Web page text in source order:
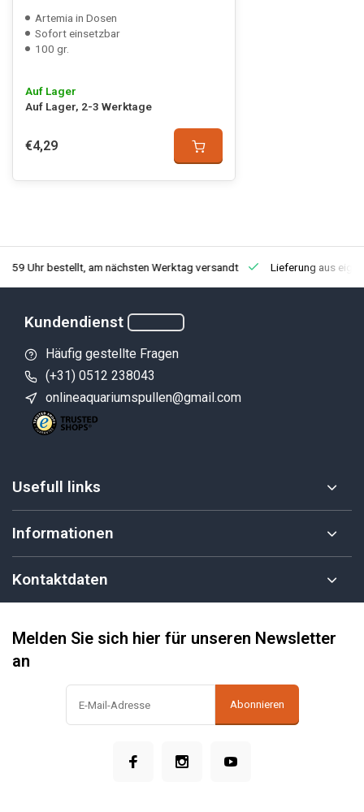
Artemia in Dosen
Sofort einsetzbar
100 gr.
Auf Lager
Auf Lager, 2-3 Werktage
€4,29
Uhr bestellt, am nächsten Werktag versandt Lieferung aus
Kundendienst
Häufig gestellte Fragen
(+31) 0512 238043
onlineaquariumspullen@gmail.com
Usefull links
Informationen
Kontaktdaten
Melden Sie sich hier für unseren Newsletter
an
Abonnieren